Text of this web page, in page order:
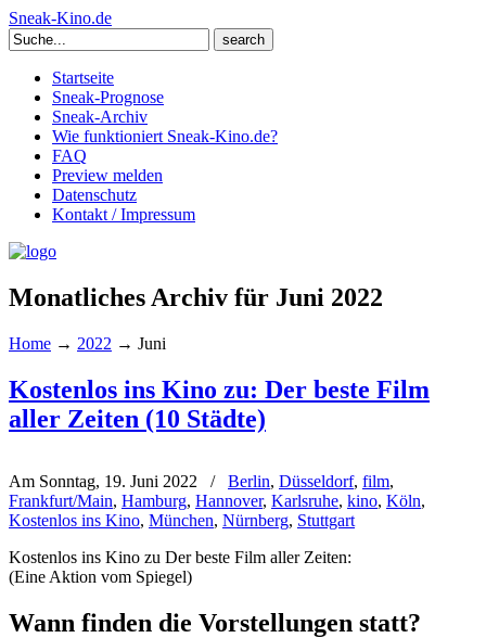
Sneak-Kino.de
Search
for:
Startseite
Sneak-Prognose
Sneak-Archiv
Wie funktioniert Sneak-Kino.de?
FAQ
Preview melden
Datenschutz
Kontakt / Impressum
Monatliches Archiv für Juni 2022
Home → 2022 → Juni
Kostenlos ins Kino zu: Der beste Film
aller Zeiten (10 Städte)
Am Sonntag, 19. Juni 2022 / Berlin, Düsseldorf, film,
Frankfurt/Main, Hamburg, Hannover, Karlsruhe, kino, Köln,
Kostenlos ins Kino, München, Nürnberg, Stuttgart
Kostenlos ins Kino zu Der beste Film aller Zeiten:
(Eine Aktion vom Spiegel)
Wann finden die Vorstellungen statt?